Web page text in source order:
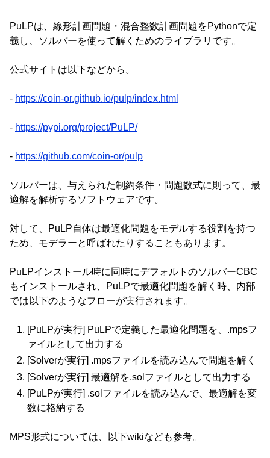
PuLPは、線形計画問題・混合整数計画問題をPythonで定
義し、ソルバーを使って解くためのライブラリです。
公式サイトは以下などから。
- https://coin-or.github.io/pulp/index.html
- https://pypi.org/project/PuLP/
- https://github.com/coin-or/pulp
ソルバーは、与えられた制約条件・問題数式に則って、最
適解を解析するソフトウェアです。
対して、PuLP自体は最適化問題をモデルする役割を持つ
ため、モデラーと呼ばれたりすることもあります。
PuLPインストール時に同時にデフォルトのソルバーCBC
もインストールされ、PuLPで最適化問題を解く時、内部
では以下のようなフローが実行されます。
[PuLPが実行] PuLPで定義した最適化問題を、.mpsフ
ァイルとして出力する
[Solverが実行] .mpsファイルを読み込んで問題を解く
[Solverが実行] 最適解を.solファイルとして出力する
[PuLPが実行] .solファイルを読み込んで、最適解を変
数に格納する
MPS形式については、以下wikiなども参考。